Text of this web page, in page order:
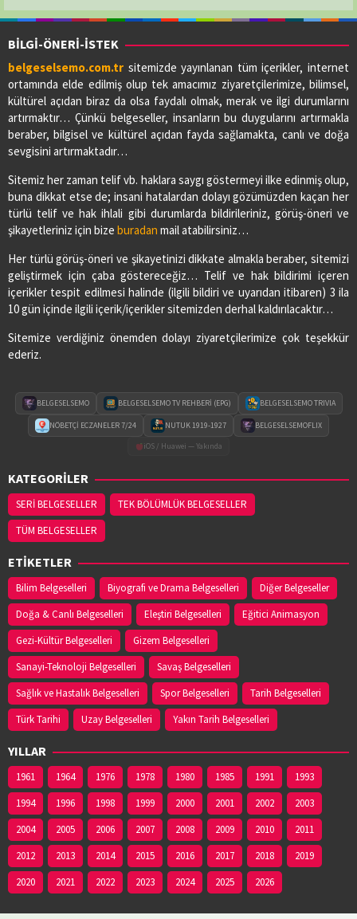
BİLGİ-ÖNERİ-İSTEK
belgeselsemo.com.tr sitemizde yayınlanan tüm içerikler, internet
ortamında elde edilmiş olup tek amacımız ziyaretçilerimize, bilimsel,
kültürel açıdan biraz da olsa faydalı olmak, merak ve ilgi durumlarını
artırmaktır… Çünkü belgeseller, insanların bu duygularını artırmakla
beraber, bilgisel ve kültürel açıdan fayda sağlamakta, canlı ve doğa
sevgisini artırmaktadır…
Sitemiz her zaman telif vb. haklara saygı göstermeyi ilke edinmiş olup,
buna dikkat etse de; insani hatalardan dolayı gözümüzden kaçan her
türlü telif ve hak ihlali gibi durumlarda bildirileriniz, görüş-öneri ve
şikayetleriniz için bize buradan mail atabilirsiniz…
Her türlü görüş-öneri ve şikayetinizi dikkate almakla beraber, sitemizi
geliştirmek için çaba göstereceğiz… Telif ve hak bildirimi içeren
içerikler tespit edilmesi halinde (ilgili bildiri ve uyarıdan itibaren) 3 ila
10 gün içinde ilgili içerik/içerikler sitemizden derhal kaldırılacaktır…
Sitemize verdiğiniz önemden dolayı ziyaretçilerimize çok teşekkür
ederiz.
BELGESELSEMO BELGESELSEMO TV REHBERİ (EPG) BELGESELSEMO TRIVIA
NÖBETÇİ ECZANELER 7/24 NUTUK 1919-1927
BELGESELSEMOFLIX
iOS / Huawei — Yakında
KATEGORİLER
SERİ BELGESELLER
TEK BÖLÜMLÜK BELGESELLER
TÜM BELGESELLER
ETİKETLER
Bilim Belgeselleri Biyografi ve Drama Belgeselleri
Diğer Belgeseller
Doğa & Canlı Belgeselleri
Eleştiri Belgeselleri
Eğitici Animasyon
Gezi-Kültür Belgeselleri
Gizem Belgeselleri
Sanayi-Teknoloji Belgeselleri
Savaş Belgeselleri
Sağlık ve Hastalık Belgeselleri
Spor Belgeselleri
Tarih Belgeselleri
Türk Tarihi
Uzay Belgeselleri Yakın Tarih Belgeselleri
YILLAR
1961 1964 1976 1978 1980 1985 1991
1993
1994
1996 1998 1999 2000 2001 2002
2003
2004
2005 2006 2007 2008 2009 2010
2011
2012
2013 2014 2015 2016 2017 2018
2019
2020
2021 2022 2023 2024 2025 2026